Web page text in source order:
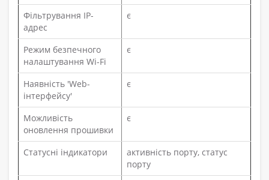
Фільтрування IP-
адрес
є
Режим безпечного
налаштування Wi-Fi
є
Наявність 'Web-
інтерфейсу'
є
Можливість
оновлення прошивки
є
Статусні індикатори
активність порту, статус
порту